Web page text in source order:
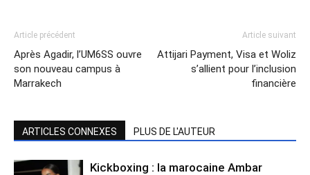
Article précédent
Après Agadir, l’UM6SS ouvre
son nouveau campus à
Marrakech
Article suivant
Attijari Payment, Visa et Woliz
s’allient pour l’inclusion
financière
ARTICLES CONNEXES PLUS DE L'AUTEUR
Kickboxing : la marocaine Ambar